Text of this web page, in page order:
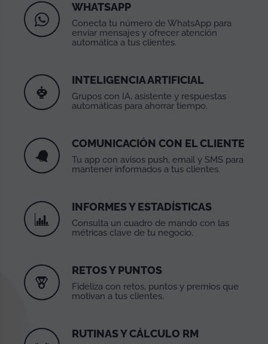
WHATSAPP
Conecta tu número de WhatsApp para
enviar mensajes y ofrecer atención
automática a tus clientes.
INTELIGENCIA ARTIFICIAL
Grupos con IA, asistente y respuestas
automáticas para ahorrar tiempo.
COMUNICACIÓN CON EL CLIENTE
Tu app con avisos push, email y SMS para
mantener informados a tus clientes.
INFORMES Y ESTADÍSTICAS
Consulta un cuadro de mando con las
métricas clave de tu negocio.
RETOS Y PUNTOS
Fideliza con retos, puntos y premios que
motivan a tus clientes.
RUTINAS Y CÁLCULO RM